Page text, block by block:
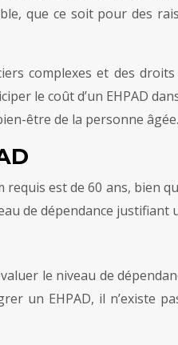
que ce soit pour des
complexes et des
le coût d’un EHPAD
être de la personne âgée.
est de 60 ans, bien
de dépendance
le niveau de
un EHPAD, il n’existe